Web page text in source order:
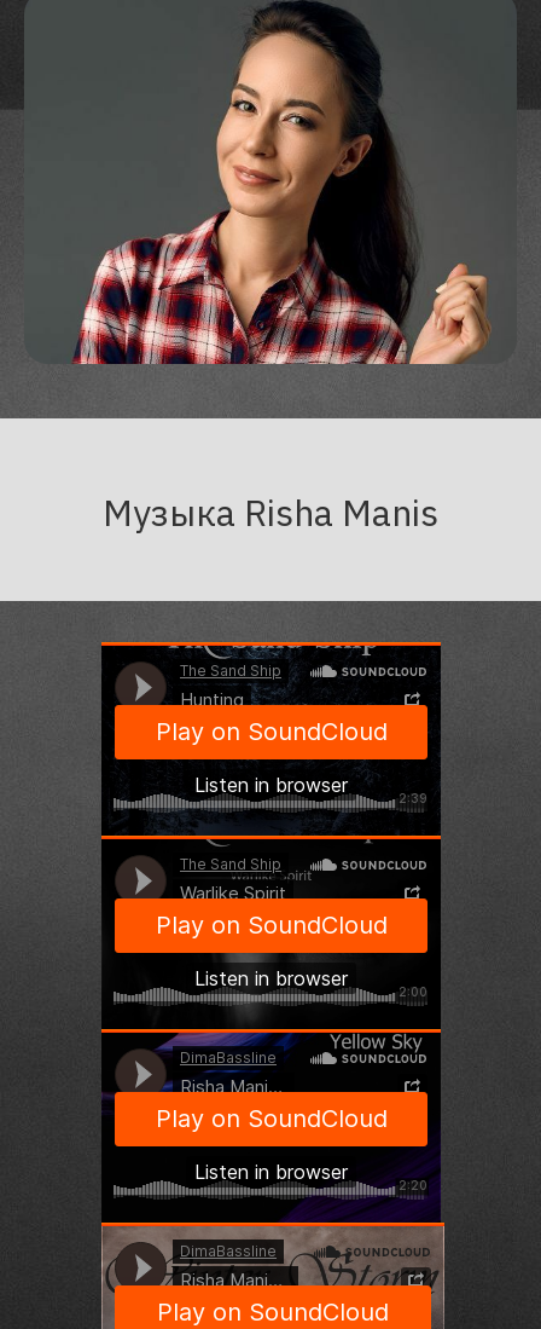
Музыка Risha Manis
The Sand Ship·Hunting
The Sand Ship·Warlike Spirit
DimaBassline ·Risha Manis Feat DimaBassline - Yellow Sky